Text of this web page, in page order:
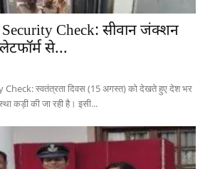
Check: सीवान जंक्शन
से...
स्वतंत्रता दिवस (15 अगस्त) को देखते हुए देश भर
कड़ी की जा रही है। इसी...